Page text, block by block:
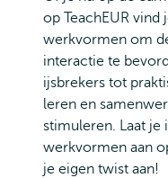
op TeachEUR vind
werkvormen om
interactie te
ijsbrekers tot
leren en
stimuleren. Laat je
werkvormen aan
je eigen twist aan!